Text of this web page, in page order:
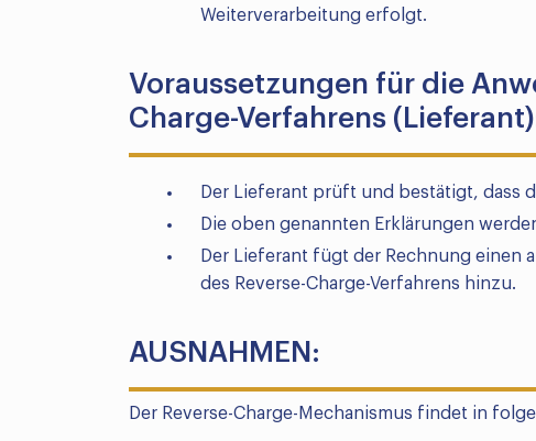
Weiterverarbeitung erfolgt.
Voraussetzungen für die
Charge-Verfahrens
Der Lieferant prüft und bestätigt, dass
Die oben genannten Erklärungen
Der Lieferant fügt der Rechnung einen
des Reverse-Charge-Verfahrens hinzu.
AUSNAHMEN:
Der Reverse-Charge-Mechanismus findet in